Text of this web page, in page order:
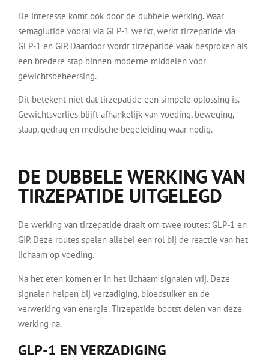
De interesse komt ook door de dubbele werking. Waar
semaglutide vooral via GLP-1 werkt, werkt tirzepatide via
GLP-1 en GIP. Daardoor wordt tirzepatide vaak besproken als
een bredere stap binnen moderne middelen voor
gewichtsbeheersing.
Dit betekent niet dat tirzepatide een simpele oplossing is.
Gewichtsverlies blijft afhankelijk van voeding, beweging,
slaap, gedrag en medische begeleiding waar nodig.
DE DUBBELE WERKING VAN
TIRZEPATIDE UITGELEGD
De werking van tirzepatide draait om twee routes: GLP-1 en
GIP. Deze routes spelen allebei een rol bij de reactie van het
lichaam op voeding.
Na het eten komen er in het lichaam signalen vrij. Deze
signalen helpen bij verzadiging, bloedsuiker en de
verwerking van energie. Tirzepatide bootst delen van deze
werking na.
GLP-1 EN VERZADIGING